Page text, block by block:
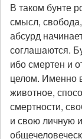
В таком бунте
смысл,
абсурд
соглашаются.
ибо смертен и
целом. Именно
животное,
смертности,
и свою личную